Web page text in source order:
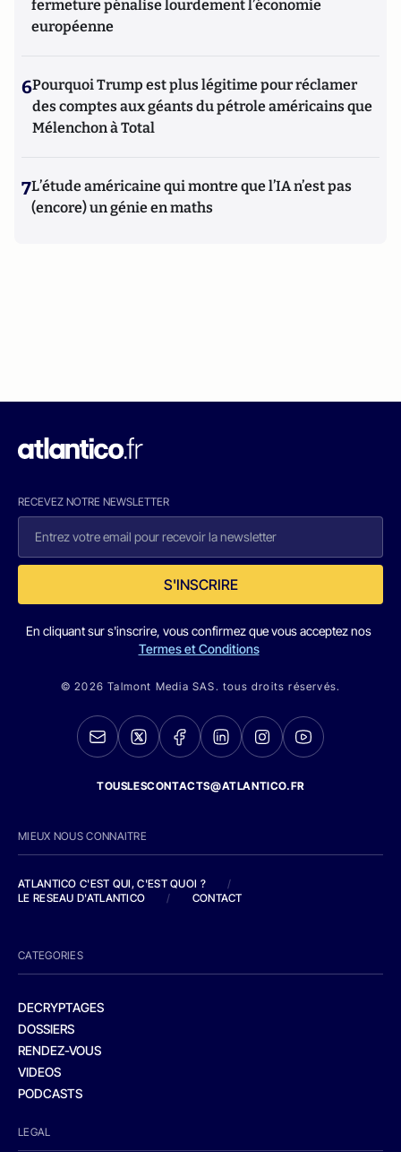
fermeture pénalise lourdement l’économie
européenne
6Pourquoi Trump est plus légitime pour réclamer
des comptes aux géants du pétrole américains que
Mélenchon à Total
7L’étude américaine qui montre que l’IA n’est pas
(encore) un génie en maths
RECEVEZ NOTRE NEWSLETTER
S'INSCRIRE
En cliquant sur s'inscrire, vous confirmez que vous acceptez nos
Termes et Conditions
© 2026 Talmont Media SAS. tous droits réservés.
TOUSLESCONTACTS@ATLANTICO.FR
MIEUX NOUS CONNAITRE
ATLANTICO C'EST QUI, C'EST QUOI ?
/
LE RESEAU D'ATLANTICO
/ CONTACT
CATEGORIES
DECRYPTAGES
DOSSIERS
RENDEZ-VOUS
VIDEOS
PODCASTS
LEGAL